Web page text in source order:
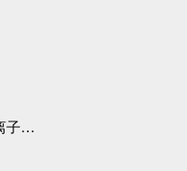
子…